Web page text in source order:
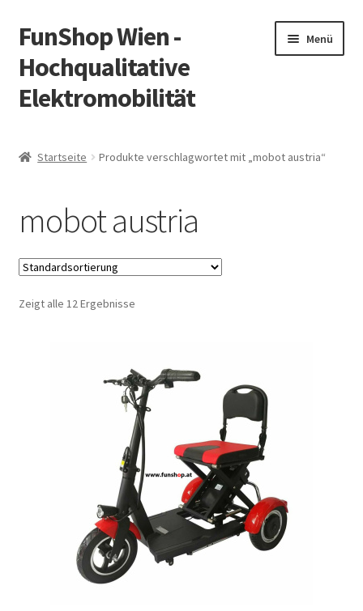
Zur
Navigation
springen
Zum
Inhalt
springen
FunShop Wien -
Hochqualitative
Elektromobilität
Menü
öffnen
Vorsicht Internetbetrug
Über FunShop
Impressum
Startseite Produkte verschlagwortet mit „mobot austria“
mobot austria
Zeigt alle 12 Ergebnisse